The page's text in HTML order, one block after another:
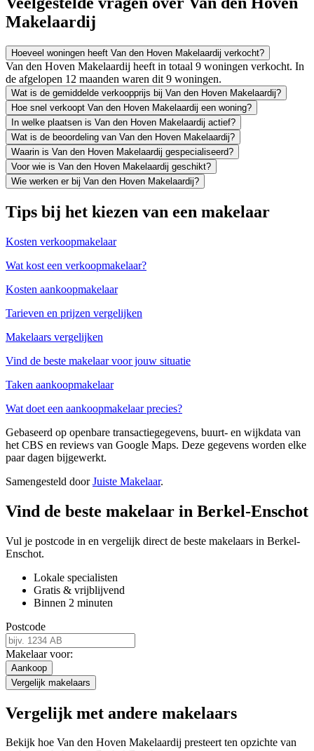
Makelaardij
Hoeveel woningen heeft Van den Hoven Makelaardij verkocht?
Van den Hoven Makelaardij heeft in totaal 9 woningen verkocht. In
de afgelopen 12 maanden waren dit 9 woningen.
Wat is de gemiddelde verkoopprijs bij Van den Hoven Makelaardij?
Hoe snel verkoopt Van den Hoven Makelaardij een woning?
In welke plaatsen is Van den Hoven Makelaardij actief?
Wat is de beoordeling van Van den Hoven Makelaardij?
Waarin is Van den Hoven Makelaardij gespecialiseerd?
Voor wie is Van den Hoven Makelaardij geschikt?
Wie werken er bij Van den Hoven Makelaardij?
Tips bij het kiezen van een makelaar
Kosten verkoopmakelaar
Wat kost een verkoopmakelaar?
Kosten aankoopmakelaar
Tarieven en prijzen vergelijken
Makelaars vergelijken
Vind de beste makelaar voor jouw situatie
Taken aankoopmakelaar
Wat doet een aankoopmakelaar precies?
Gebaseerd op openbare transactiegegevens, buurt- en wijkdata van
het CBS en reviews van Google Maps. Deze gegevens worden elke
paar dagen bijgewerkt.
Samengesteld doorJuiste Makelaar.
Vind de beste makelaar in Berkel-Enschot
Vul je postcode in en vergelijk direct de beste makelaars in Berkel-
Enschot.
Lokale specialisten
Gratis & vrijblijvend
Binnen 2 minuten
Postcode
Makelaar voor:
Aankoop
Vergelijk makelaars
Vergelijk met andere makelaars
Bekijk hoe Van den Hoven Makelaardij presteert ten opzichte van